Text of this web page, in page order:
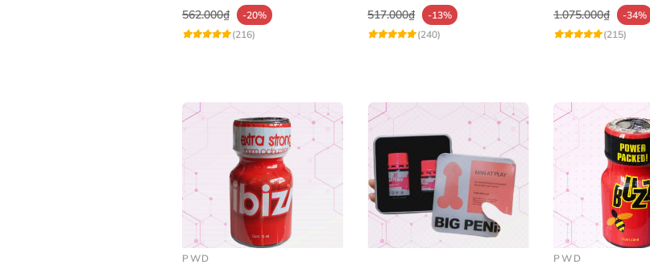
562.000₫
-20%
(216)
517.000₫
-13%
(240)
1.075.000₫
-34%
(215)
PWD PWD